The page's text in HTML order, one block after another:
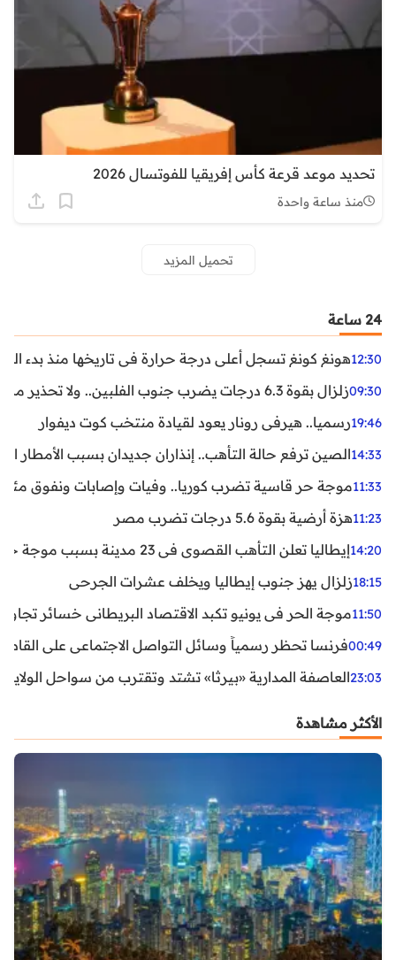
تحديد موعد قرعة كأس إفريقيا للفوتسال 2026
منذ ساعة واحدة
تحميل المزيد
24 ساعة
12:30هونغ كونغ تسجل أعلى درجة حرارة في تاريخها منذ بدء
09:30زلزال بقوة 6.3 درجات يضرب جنوب الفلبين.. ولا تحذير من تسونامي حتى الآن
19:46رسميا.. هيرفي رونار يعود لقيادة منتخب كوت ديفوار
14:33الصين ترفع حالة التأهب.. إنذاران جديدان بسبب الأمطار
11:33موجة حر قاسية تضرب كوريا.. وفيات وإصابات ونفوق مئات
11:23هزة أرضية بقوة 5.6 درجات تضرب مصر
14:20إيطاليا تعلن التأهب القصوى في 23 مدينة بسبب موجة حر شديدة
18:15زلزال يهز جنوب إيطاليا ويخلف عشرات الجرحى
11:50موجة الحر في يونيو تكبد الاقتصاد البريطاني خسائر تجاوزت 1.5 مليار
00:49فرنسا تحظر رسمياً وسائل التواصل الاجتماعي على القاصرين
23:03العاصفة المدارية «بيرثا» تشتد وتقترب من سواحل
الأكثر مشاهدة